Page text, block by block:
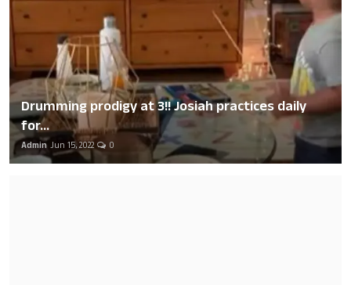
Drumming prodigy at 3!! Josiah practices daily
for...
Admin Jun 15, 2022 0